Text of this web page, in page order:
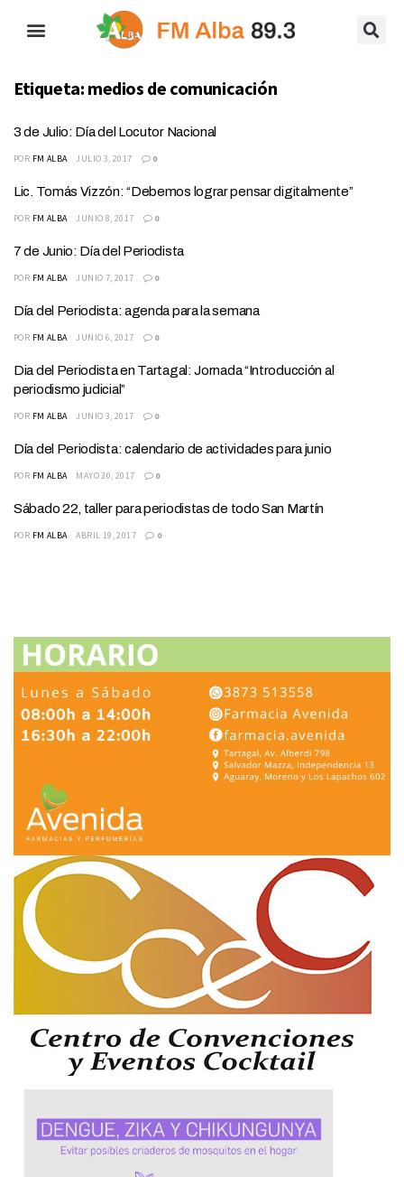
Etiqueta: medios de comunicación
3 de Julio: Día del Locutor Nacional
POR FM ALBA JULIO 3, 2017 0
Lic. Tomás Vizzón: “Debemos lograr pensar digitalmente”
POR FM ALBA JUNIO 8, 2017 0
7 de Junio: Día del Periodista
POR FM ALBA JUNIO 7, 2017 0
Día del Periodista: agenda para la semana
POR FM ALBA JUNIO 6, 2017 0
Dia del Periodista en Tartagal: Jornada “Introducción al
periodismo judicial”
POR FM ALBA JUNIO 3, 2017 0
Día del Periodista: calendario de actividades para junio
POR FM ALBA MAYO 30, 2017 0
Sábado 22, taller para periodistas de todo San Martín
POR FM ALBA ABRIL 19, 2017 0